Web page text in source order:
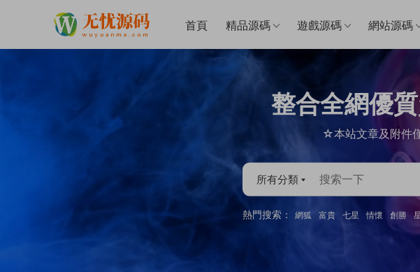
首頁 精品源碼 遊戲源碼 網站源碼
整合全網優
☆本站文章及附件
所有分類
熱門搜索： 網狐 富貴 七星 情懷 創勝